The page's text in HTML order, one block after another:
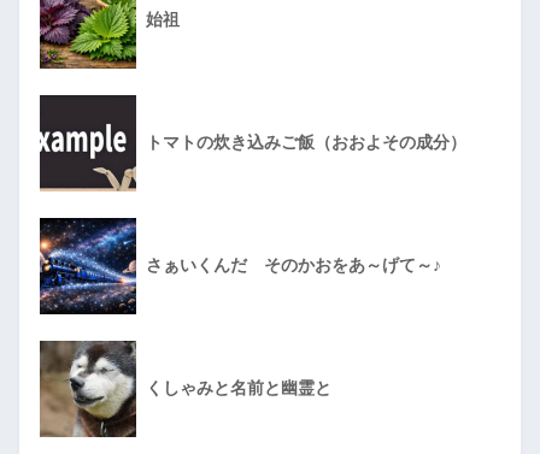
始祖
トマトの炊き込みご飯（おおよその成分）
さぁいくんだ そのかおをあ～げて～♪
くしゃみと名前と幽霊と